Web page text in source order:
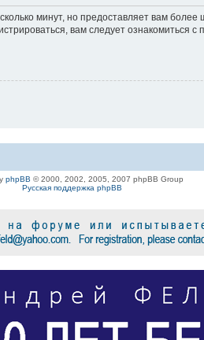
минут, но предоставляет вам
вам следует
phpBB © 2000, 2002, 2005, 2007 phpBB Group
Русская поддержка phpBB